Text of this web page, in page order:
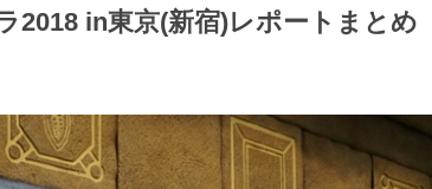
2018 in東京(新宿)レポートまとめ